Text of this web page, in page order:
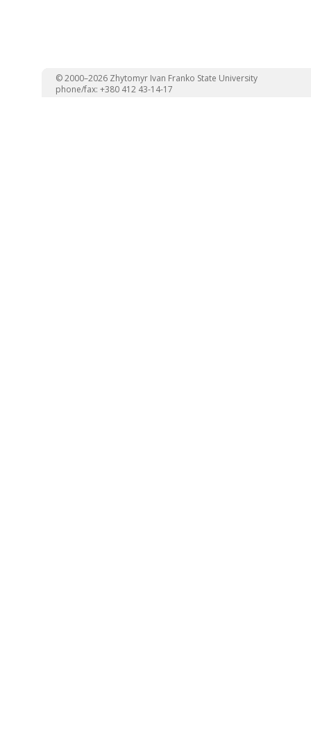
© 2000–2026 Zhytomyr Ivan Franko State University
phone/fax: +380 412 43-14-17